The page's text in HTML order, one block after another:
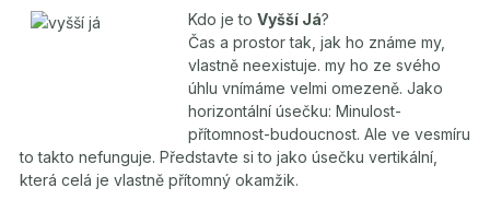
Kdo je to Vyšší Já?
Čas a prostor tak, jak ho známe my,
vlastně neexistuje. my ho ze svého
úhlu vnímáme velmi omezeně. Jako
horizontální úsečku: Minulost-
přítomnost-budoucnost. Ale ve vesmíru
to takto nefunguje. Představte si to jako úsečku vertikální,
která celá je vlastně přítomný okamžik.